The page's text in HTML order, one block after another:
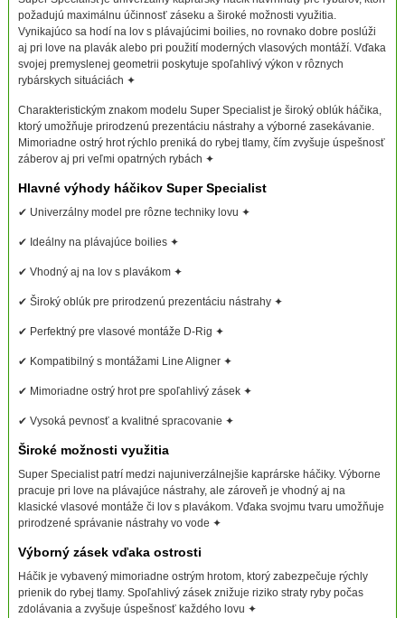
požadujú maximálnu účinnosť záseku a široké možnosti využitia.
Vynikajúco sa hodí na lov s plávajúcimi boilies, no rovnako dobre poslúži
aj pri love na plavák alebo pri použití moderných vlasových montáží. Vďaka
svojej premyslenej geometrii poskytuje spoľahlivý výkon v rôznych
rybárskych situáciách ✦
Charakteristickým znakom modelu Super Specialist je široký oblúk háčika,
ktorý umožňuje prirodzenú prezentáciu nástrahy a výborné zasekávanie.
Mimoriadne ostrý hrot rýchlo preniká do rybej tlamy, čím zvyšuje úspešnosť
záberov aj pri veľmi opatrných rybách ✦
Hlavné výhody háčikov Super Specialist
✔ Univerzálny model pre rôzne techniky lovu ✦
✔ Ideálny na plávajúce boilies ✦
✔ Vhodný aj na lov s plavákom ✦
✔ Široký oblúk pre prirodzenú prezentáciu nástrahy ✦
✔ Perfektný pre vlasové montáže D-Rig ✦
✔ Kompatibilný s montážami Line Aligner ✦
✔ Mimoriadne ostrý hrot pre spoľahlivý zásek ✦
✔ Vysoká pevnosť a kvalitné spracovanie ✦
Široké možnosti využitia
Super Specialist patrí medzi najuniverzálnejšie kaprárske háčiky. Výborne
pracuje pri love na plávajúce nástrahy, ale zároveň je vhodný aj na
klasické vlasové montáže či lov s plavákom. Vďaka svojmu tvaru umožňuje
prirodzené správanie nástrahy vo vode ✦
Výborný zásek vďaka ostrosti
Háčik je vybavený mimoriadne ostrým hrotom, ktorý zabezpečuje rýchly
prienik do rybej tlamy. Spoľahlivý zásek znižuje riziko straty ryby počas
zdolávania a zvyšuje úspešnosť každého lovu ✦